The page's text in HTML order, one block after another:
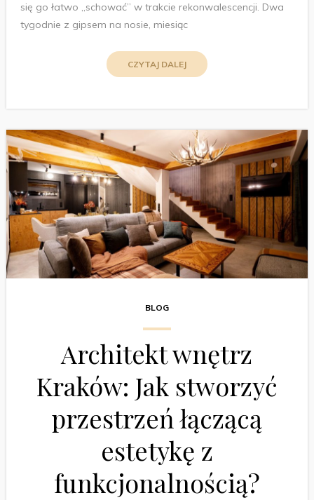
się go łatwo „schować” w trakcie rekonwalescencji. Dwa
tygodnie z gipsem na nosie, miesiąc
CZYTAJ DALEJ
BLOG
Architekt wnętrz
Kraków: Jak stworzyć
przestrzeń łączącą
estetykę z
funkcjonalnością?